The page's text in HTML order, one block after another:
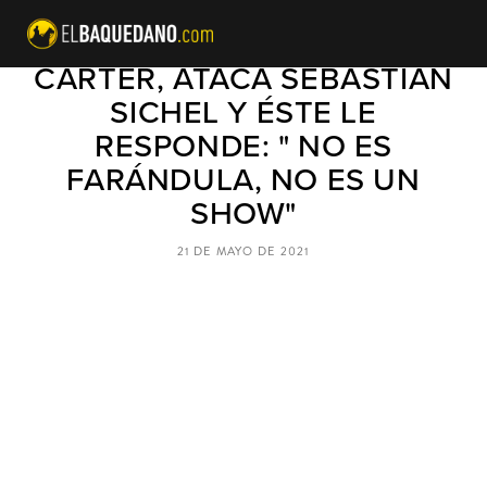
VOCERO DE LAVÍN, RODOLFO
CARTER, ATACA SEBASTIÁN
SICHEL Y ÉSTE LE
RESPONDE: " NO ES
FARÁNDULA, NO ES UN
SHOW"
21 DE MAYO DE 2021